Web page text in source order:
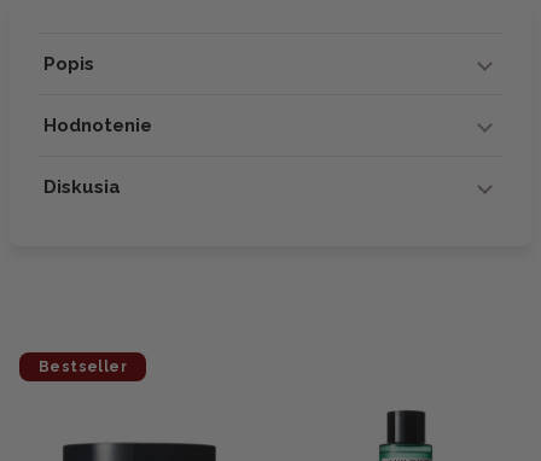
Popis
Hodnotenie
Diskusia
Bestseller